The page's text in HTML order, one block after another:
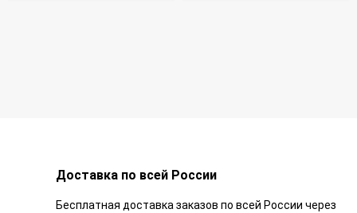
Доставка по всей России
Бесплатная доставка заказов по всей России через